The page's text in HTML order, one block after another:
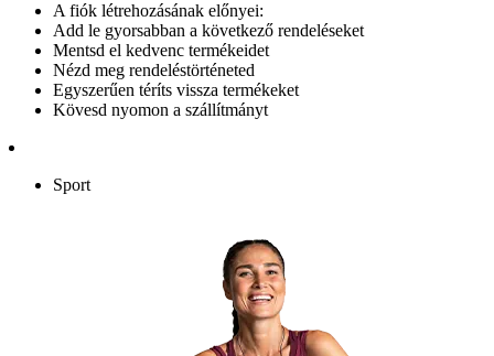
A fiók létrehozásának előnyei:
Add le gyorsabban a következő rendeléseket
Mentsd el kedvenc termékeidet
Nézd meg rendeléstörténeted
Egyszerűen téríts vissza termékeket
Kövesd nyomon a szállítmányt
Sport